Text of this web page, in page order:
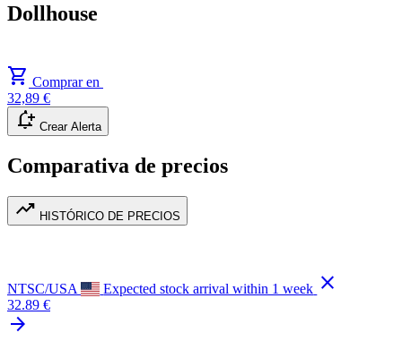
Dollhouse
shopping_cart Comprar en
32,89 €
notification_add Crear Alerta
Comparativa de precios
trending_up HISTÓRICO DE PRECIOS
NTSC/USA Expected stock arrival within 1 week close
32.89 €
arrow_forward